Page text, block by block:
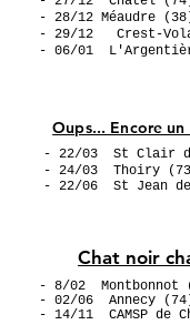
- 28/12 Méaudre
- 29/12
Crest-
- 06/01
Oups... Encore
- 22/03 St Clair
- 24/03
Thoiry
- 22/06
St Jean
Chat noir
- 8/02
Montbonnot
- 02/06
Annecy
- 14/11
CAMSP de